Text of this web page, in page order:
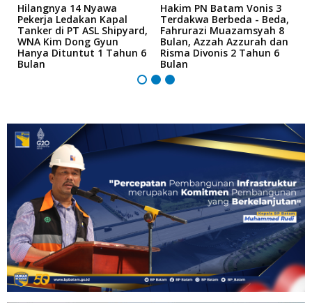
Hilangnya 14 Nyawa
Pekerja Ledakan Kapal
Tanker di PT ASL Shipyard,
WNA Kim Dong Gyun
Hanya Dituntut 1 Tahun 6
Bulan
Hakim PN Batam Vonis 3
Terdakwa Berbeda - Beda,
Fahrurazi Muazamsyah 8
Bulan, Azzah Azzurah dan
Risma Divonis 2 Tahun 6
Bulan